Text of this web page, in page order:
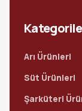
Arı Ürünleri
Süt Ürünleri
Şarküteri